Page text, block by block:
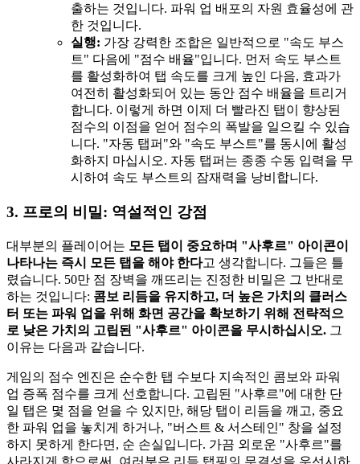
출하는 것입니다. 파워 업 배포의 자원 효율성에 관
한 것입니다.
실행: 가장 강력한 조합은 일반적으로 "속도 부스
트" 다음에 "점수 배율"입니다. 먼저 속도 부스트
를 활성화하여 탭 속도를 크게 높인 다음, 효과가
여전히 활성화되어 있는 동안 점수 배율을 트리거
합니다. 이렇게 하면 이제 더 빨라진 탭이 향상된
점수의 이점을 얻어 점수의 폭발을 일으킬 수 있습
니다. "자동 탭퍼"와 "속도 부스트"를 동시에 활성
화하지 마십시오. 자동 탭퍼는 종종 수동 입력을 무
시하여 속도 부스트의 잠재력을 낭비합니다.
3. 프로의 비밀: 역설적인 강점
대부분의 플레이어는 모든 탭이 중요하며 "사후르" 아이콘이
나타나는 즉시 모든 탭을 해야 한다고 생각합니다. 그들은 틀
렸습니다. 50만 점 장벽을 깨뜨리는 진정한 비밀은 그 반대로
하는 것입니다: 콤보 리듬을 유지하고, 더 높은 가치의 클러스
터 또는 파워 업을 위해 화면 공간을 확보하기 위해 전략적으
로 낮은 가치의 고립된 "사후르" 아이콘을 무시하십시오. 그
이유는 다음과 같습니다.
게임의 점수 엔진은 순수한 탭 수보다 지속적인 콤보와 파워
업 증폭 점수를 크게 선호합니다. 고립된 "사후르"에 대한 단
일 탭은 몇 점을 얻을 수 있지만, 해당 탭이 리듬을 깨고, 중요
한 파워 업을 놓치게 하거나, "버스트 & 서스테인" 창을 설정
하지 못하게 한다면, 순 손실입니다. 가끔 외로운 "사후르"를
사라지게 함으로써, 여러분은 리듬 탭핑의 무결성을 우선시하